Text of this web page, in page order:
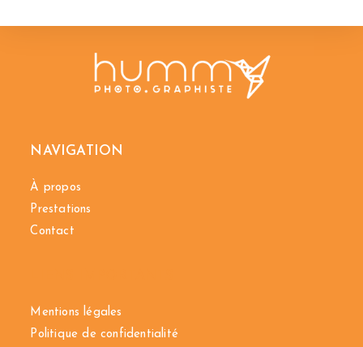
NAVIGATION
À propos
Prestations
Contact
Mentions légales
Politique de confidentialité